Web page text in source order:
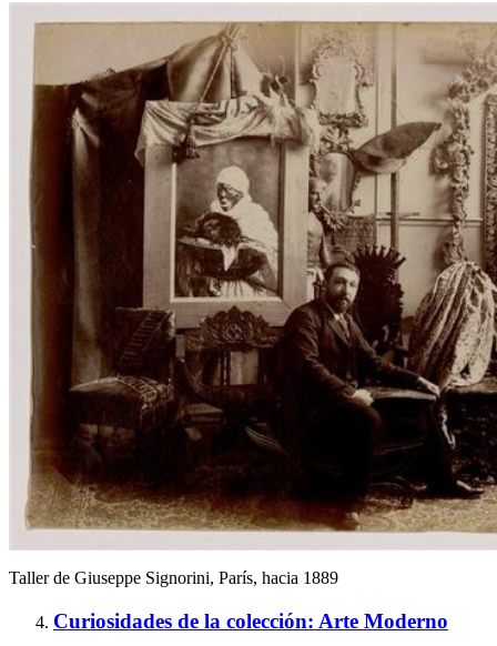
Taller de Giuseppe Signorini, París, hacia 1889
Curiosidades de la colección: Arte Moderno